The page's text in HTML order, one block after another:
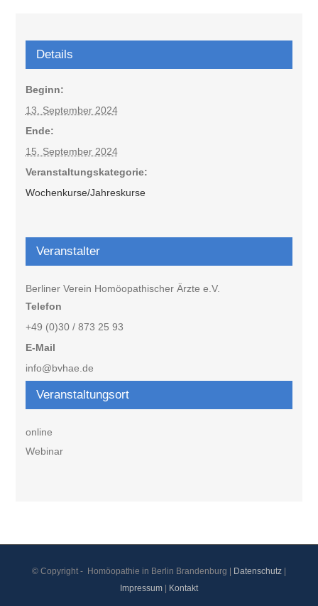
Details
Beginn:
13. September 2024
Ende:
15. September 2024
Veranstaltungskategorie:
Wochenkurse/Jahreskurse
Veranstaltungsort
online
Webinar
Veranstalter
Berliner Verein Homöopathischer Ärzte e.V.
Telefon
+49 (0)30 / 873 25 93
E-Mail
info@bvhae.de
© Copyright - Homöopathie in Berlin Brandenburg | Datenschutz
Impressum
Kontakt